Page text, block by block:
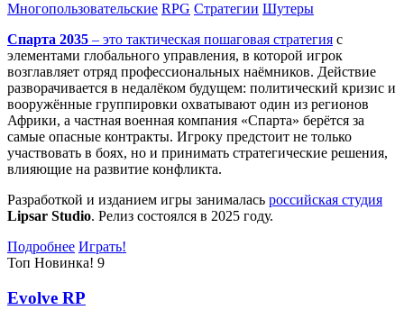
Многопользовательские RPG Стратегии Шутеры
Спарта 2035 – это тактическая пошаговая стратегия с
элементами глобального управления, в которой игрок
возглавляет отряд профессиональных наёмников. Действие
разворачивается в недалёком будущем: политический кризис и
вооружённые группировки охватывают один из регионов
Африки, а частная военная компания «Спарта» берётся за
самые опасные контракты. Игроку предстоит не только
участвовать в боях, но и принимать стратегические решения,
влияющие на развитие конфликта.
Разработкой и изданием игры занималась российская студия
Lipsar Studio. Релиз состоялся в 2025 году.
Подробнее Играть!
Топ Новинка! 9
Evolve RP